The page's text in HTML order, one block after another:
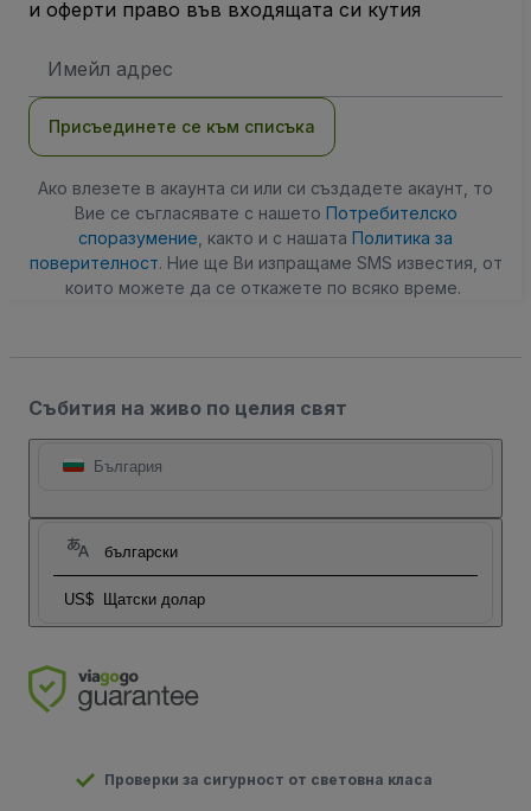
и оферти право във входящата си кутия
адрес
Присъединете се към списъка
Ако влезете в акаунта си или си създадете акаунт, то
Вие се съгласявате с нашето Потребителско
споразумение , както и с нашата Политика за
поверителност. Ние ще Ви изпращаме SMS известия, от
които можете да се откажете по всяко време.
Събития на живо по целия свят
България
български
US$ Щатски долар
Проверки за сигурност от световна класа